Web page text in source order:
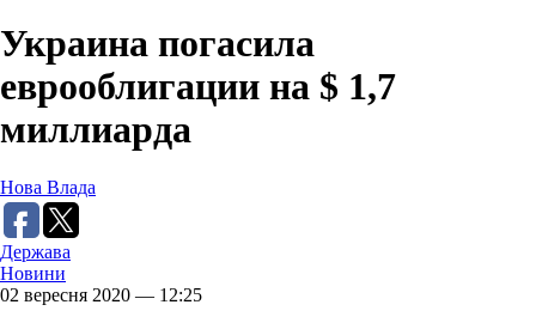
Украина погасила
еврооблигации на $ 1,7
миллиарда
Нова Влада
Держава
Новини
02 вересня 2020 — 12:25